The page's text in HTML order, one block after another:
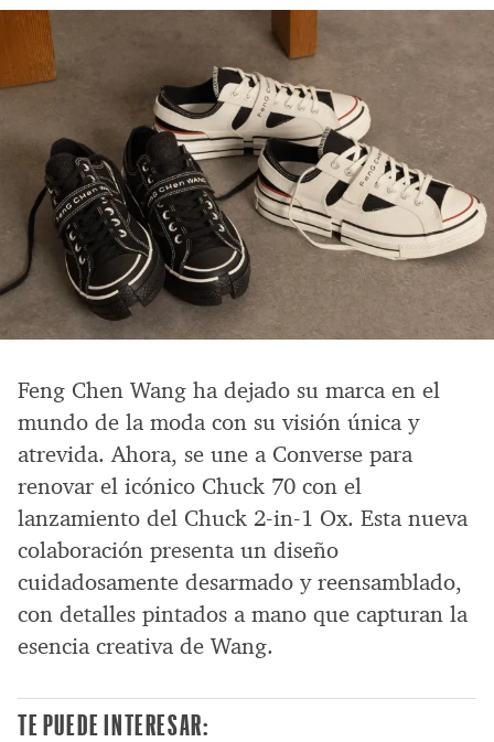
Feng Chen Wang ha dejado su marca en el
mundo de la moda con su visión única y
atrevida. Ahora, se une a Converse para
renovar el icónico Chuck 70 con el
lanzamiento del Chuck 2-in-1 Ox. Esta nueva
colaboración presenta un diseño
cuidadosamente desarmado y reensamblado,
con detalles pintados a mano que capturan la
esencia creativa de Wang.
TE PUEDE INTERESAR: